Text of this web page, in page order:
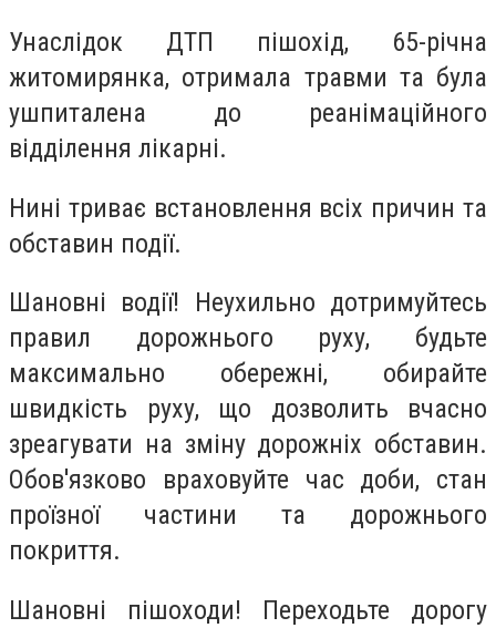
Унаслідок ДТП пішохід, 65-річна
житомирянка, отримала травми та була
ушпиталена до реанімаційного
відділення лікарні.
Нині триває встановлення всіх причин та
обставин події.
Шановні водії! Неухильно дотримуйтесь
правил дорожнього руху, будьте
максимально обережні, обирайте
швидкість руху, що дозволить вчасно
зреагувати на зміну дорожніх обставин.
Обов'язково враховуйте час доби, стан
проїзної частини та дорожнього
покриття.
Шановні пішоходи! Переходьте дорогу